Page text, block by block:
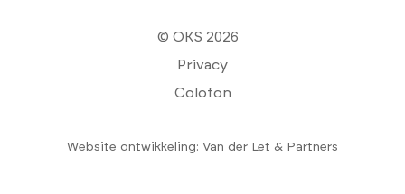
© OKS 2026
Privacy
Colofon
Website ontwikkeling: Van der Let & Partners